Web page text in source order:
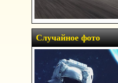
Случайное фото